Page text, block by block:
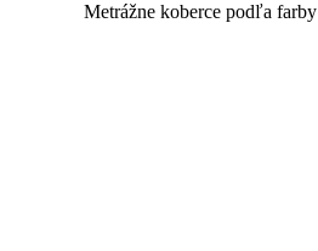
Metrážne koberce podľa farby